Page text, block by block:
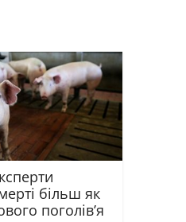
більш як
поголів’я